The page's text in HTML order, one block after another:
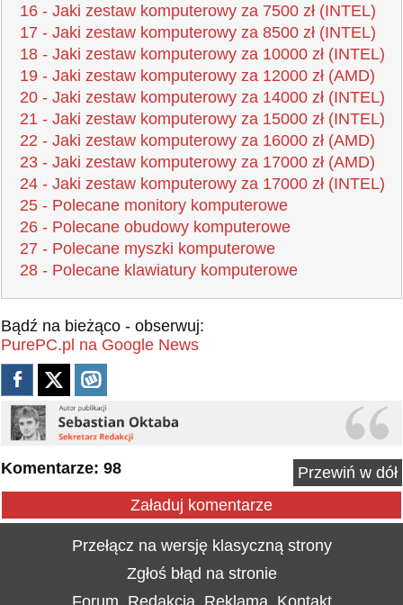
16 - Jaki zestaw komputerowy za 7500 zł (INTEL)
17 - Jaki zestaw komputerowy za 8500 zł (INTEL)
18 - Jaki zestaw komputerowy za 10000 zł (INTEL)
19 - Jaki zestaw komputerowy za 12000 zł (AMD)
20 - Jaki zestaw komputerowy za 14000 zł (INTEL)
21 - Jaki zestaw komputerowy za 15000 zł (INTEL)
22 - Jaki zestaw komputerowy za 16000 zł (AMD)
23 - Jaki zestaw komputerowy za 17000 zł (AMD)
24 - Jaki zestaw komputerowy za 17000 zł (INTEL)
25 - Polecane monitory komputerowe
26 - Polecane obudowy komputerowe
27 - Polecane myszki komputerowe
28 - Polecane klawiatury komputerowe
Bądź na bieżąco - obserwuj:
PurePC.pl na Google News
Komentarze: 98
Przewiń w dół
Załaduj komentarze
Przełącz na wersję klasyczną strony
Zgłoś błąd na stronie
Forum Redakcja Reklama Kontakt